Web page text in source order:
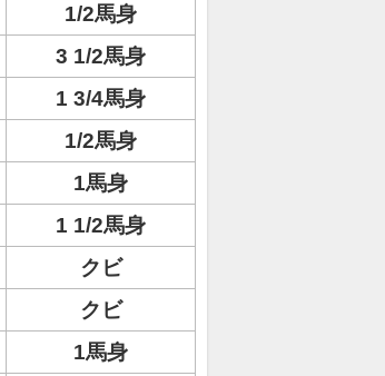
1/2馬身
3 1/2馬身
1 3/4馬身
1/2馬身
1馬身
1 1/2馬身
クビ
クビ
1馬身